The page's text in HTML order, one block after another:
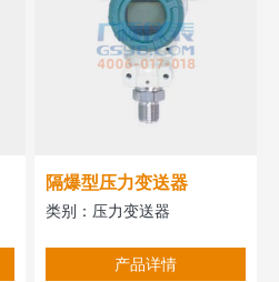
隔爆型压力变送器
类别： 压力变送器
产品详情